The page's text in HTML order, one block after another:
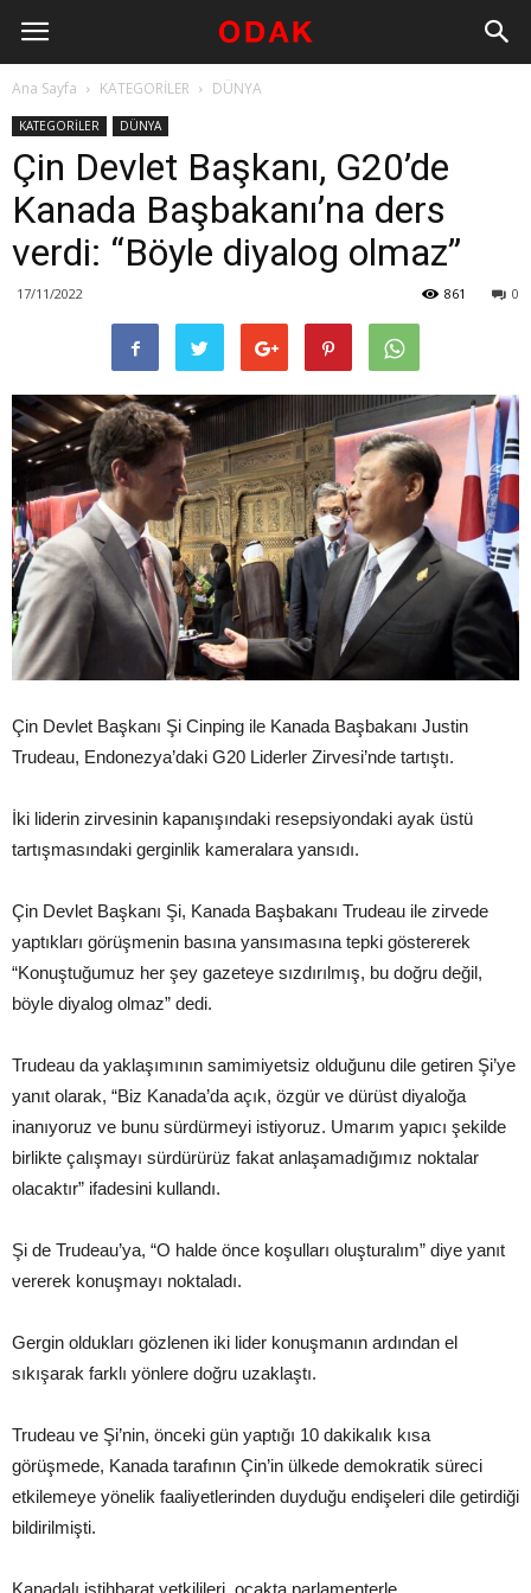
Ana Sayfa KATEGORİLER DÜNYA
KATEGORİLER DÜNYA
Çin Devlet Başkanı, G20’de
Kanada Başbakanı’na ders
verdi: “Böyle diyalog olmaz”
17/11/2022 0
861
Çin Devlet Başkanı Şi Cinping ile Kanada Başbakanı Justin
Trudeau, Endonezya’daki G20 Liderler Zirvesi’nde tartıştı.
İki liderin zirvesinin kapanışındaki resepsiyondaki ayak üstü
tartışmasındaki gerginlik kameralara yansıdı.
Çin Devlet Başkanı Şi, Kanada Başbakanı Trudeau ile zirvede
yaptıkları görüşmenin basına yansımasına tepki göstererek
“Konuştuğumuz her şey gazeteye sızdırılmış, bu doğru değil,
böyle diyalog olmaz” dedi.
Trudeau da yaklaşımının samimiyetsiz olduğunu dile getiren Şi’ye
yanıt olarak, “Biz Kanada’da açık, özgür ve dürüst diyaloğa
inanıyoruz ve bunu sürdürmeyi istiyoruz. Umarım yapıcı şekilde
birlikte çalışmayı sürdürürüz fakat anlaşamadığımız noktalar
olacaktır” ifadesini kullandı.
Şi de Trudeau’ya, “O halde önce koşulları oluşturalım” diye yanıt
vererek konuşmayı noktaladı.
Gergin oldukları gözlenen iki lider konuşmanın ardından el
sıkışarak farklı yönlere doğru uzaklaştı.
Trudeau ve Şi’nin, önceki gün yaptığı 10 dakikalık kısa
görüşmede, Kanada tarafının Çin’in ülkede demokratik süreci
etkilemeye yönelik faaliyetlerinden duyduğu endişeleri dile getirdiği
bildirilmişti.
Kanadalı istihbarat yetkilileri, ocakta parlamenterle